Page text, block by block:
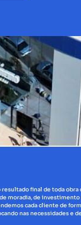
final de toda obra
moradia, de
cada cliente de
nas necessidades e